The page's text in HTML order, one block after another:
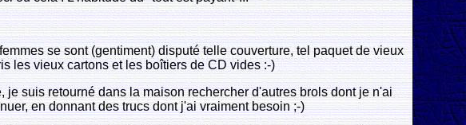
se sont (gentiment) disputé telle couverture, tel paquet de vieux
les vieux cartons et les boîtiers de CD vides :-)
suis retourné dans la maison rechercher d'autres brols dont je n'ai
en donnant des trucs dont j'ai vraiment besoin ;-)